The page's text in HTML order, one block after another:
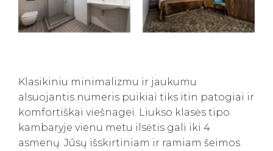
Klasikiniu minimalizmu ir jaukumu
alsuojantis numeris puikiai tiks itin patogiai ir
komfortiškai viešnagei. Liukso klasės tipo
kambaryje vienu metu ilsėtis gali iki 4
asmenų. Jūsų išskirtiniam ir ramiam šeimos